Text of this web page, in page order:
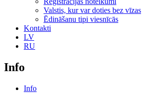
Valstis, kur var doties bez vīzas
Ēdināšanu tipi viesnīcās
Kontakti
LV
RU
Info
Info